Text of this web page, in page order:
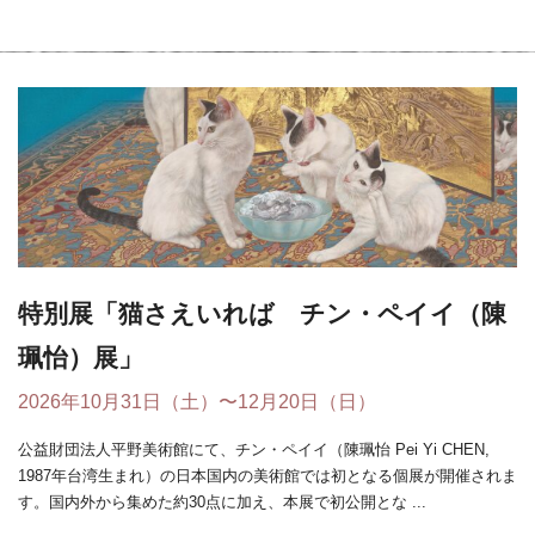
特別展「猫さえいれば チン・ペイイ（陳
珮怡）展」
2026年10月31日（土）〜12月20日（日）
公益財団法人平野美術館にて、チン・ペイイ（陳珮怡 Pei Yi CHEN,
1987年台湾生まれ）の日本国内の美術館では初となる個展が開催されま
す。国内外から集めた約30点に加え、本展で初公開とな ...